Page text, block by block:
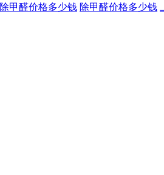
除甲醛价格多少钱 除甲醛价格多少钱